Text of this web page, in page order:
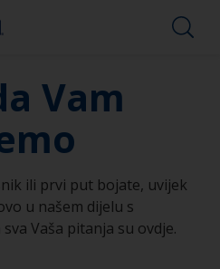
Vam
ili prvi put bojate, uvijek
u našem dijelu s
Vaša pitanja su ovdje.